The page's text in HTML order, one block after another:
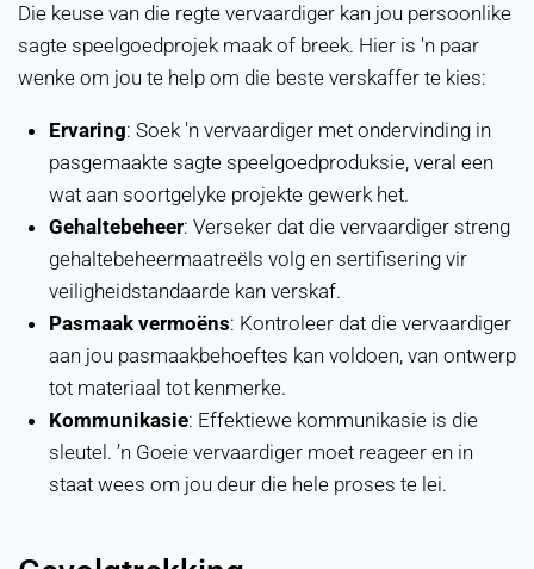
Die keuse van die regte vervaardiger kan jou persoonlike
sagte speelgoedprojek maak of breek. Hier is 'n paar
wenke om jou te help om die beste verskaffer te kies:
Ervaring: Soek 'n vervaardiger met ondervinding in
pasgemaakte sagte speelgoedproduksie, veral een
wat aan soortgelyke projekte gewerk het.
Gehaltebeheer: Verseker dat die vervaardiger streng
gehaltebeheermaatreëls volg en sertifisering vir
veiligheidstandaarde kan verskaf.
Pasmaak vermoëns: Kontroleer dat die vervaardiger
aan jou pasmaakbehoeftes kan voldoen, van ontwerp
tot materiaal tot kenmerke.
Kommunikasie: Effektiewe kommunikasie is die
sleutel. ’n Goeie vervaardiger moet reageer en in
staat wees om jou deur die hele proses te lei.